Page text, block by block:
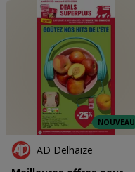
NOUVEAU
AD Delhaize